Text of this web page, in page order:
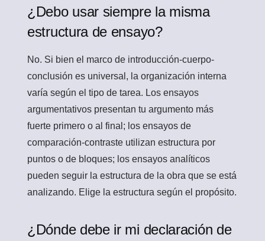
¿Debo usar siempre la misma
estructura de ensayo?
No. Si bien el marco de introducción-cuerpo-
conclusión es universal, la organización interna
varía según el tipo de tarea. Los ensayos
argumentativos presentan tu argumento más
fuerte primero o al final; los ensayos de
comparación-contraste utilizan estructura por
puntos o de bloques; los ensayos analíticos
pueden seguir la estructura de la obra que se está
analizando. Elige la estructura según el propósito.
¿Dónde debe ir mi declaración de